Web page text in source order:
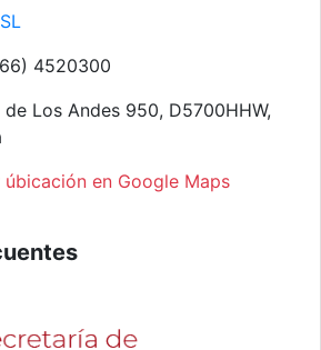
4520300
Los Andes 950, D5700HHW,
úbicación en Google Maps